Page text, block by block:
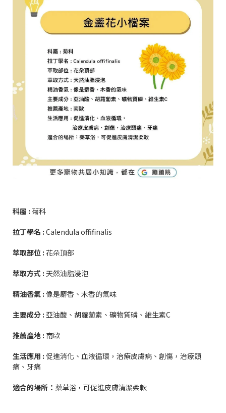
科屬 : 菊科
拉丁學名 : Calendula offifinalis
萃取部位 : 花朵頂部
萃取方式 : 天然油脂浸泡
精油香氣 : 像是麝香、木香的氣味
主要成分 : 亞油酸、胡蘿蔔素、礦物質磷、維生素C
推薦產地 : 南歐
生活應用 : 促進消化、血液循環，治療皮膚病、創傷，治療頭
痛、牙痛
適合的場所： 藥草浴，可促進皮膚清潔柔軟